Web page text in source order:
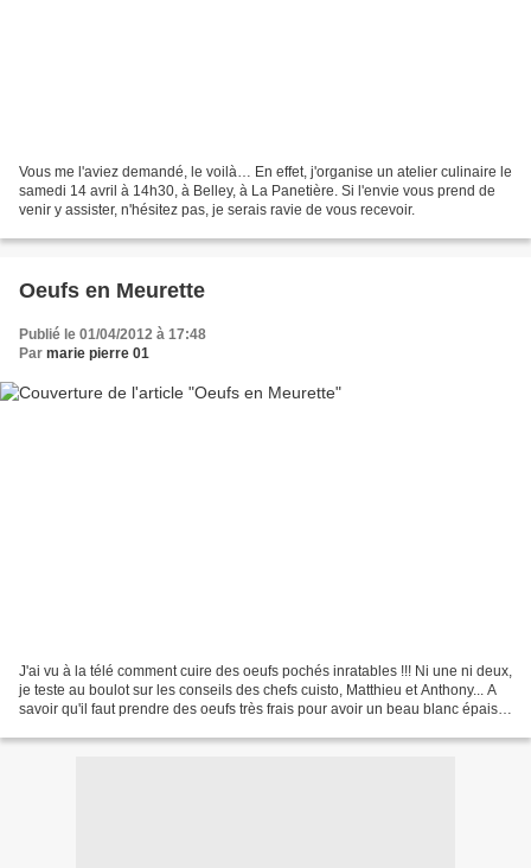
Vous me l'aviez demandé, le voilà… En effet, j'organise un atelier culinaire le
samedi 14 avril à 14h30, à Belley, à La Panetière. Si l'envie vous prend de
venir y assister, n'hésitez pas, je serais ravie de vous recevoir.
Oeufs en Meurette
Publié le 01/04/2012 à 17:48
Par marie pierre 01
J'ai vu à la télé comment cuire des oeufs pochés inratables !!! Ni une ni deux,
je teste au boulot sur les conseils des chefs cuisto, Matthieu et Anthony... A
savoir qu'il faut prendre des oeufs très frais pour avoir un beau blanc épais